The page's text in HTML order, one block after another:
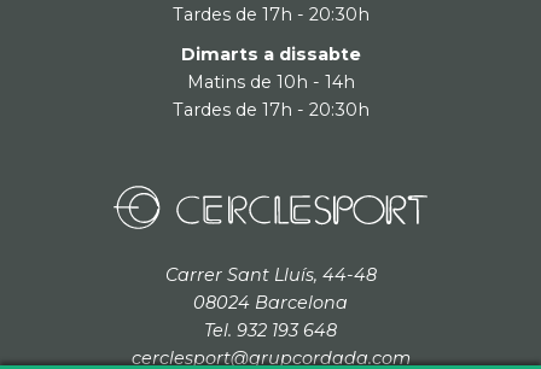
Tardes de 17h - 20:30h
Dimarts a dissabte
Matins de 10h - 14h
Tardes de 17h - 20:30h
Carrer Sant Lluís, 44-48
08024 Barcelona
Tel. 932 193 648
cerclesport@grupcordada.com